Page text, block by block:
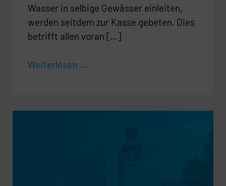
Wasser in selbige Gewässer einleiten,
werden seitdem zur Kasse gebeten. Dies
betrifft allen voran […]
Weiterlesen ...